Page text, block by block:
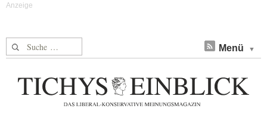
Suche nach: Menü